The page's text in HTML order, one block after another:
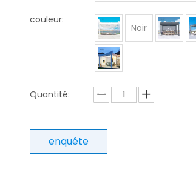
couleur:
Noir
Quantité:
enquête